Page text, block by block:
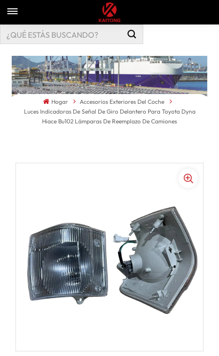
Hogar
Accesorios Exteriores Del Coche
Luces Indicadoras De Señal De Giro Delantero Para Toyota Dyna
Hiace Bu102 Lámparas De Reemplazo De Camiones